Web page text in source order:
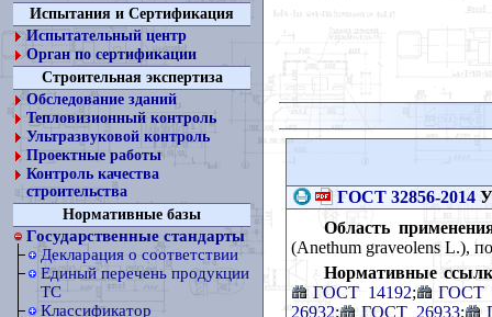
Испытания и Сертификация
Испытательный центр
Орган по сертификации
Строительная экспертиза
Обследование зданий
Тепловизионный контроль
Ультразвуковой контроль
Проектные работы
Контроль качества
строительства
Нормативные базы
Государственные стандарты
Декларация о соответствии
Единый перечень продукции
ТС
Классификатор
ГОСТ 32856-2014
Область
(Anethum graveolens L.),
Нормативные
ГОСТ 14192;
ГОСТ
26932; ГОСТ 26933;